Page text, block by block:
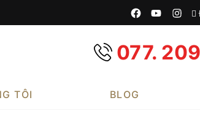
077.
TÔI BLOG